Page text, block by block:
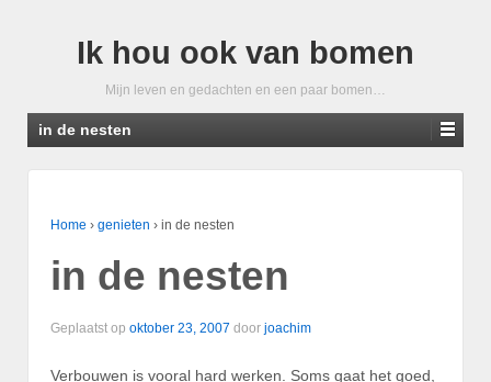
Ik hou ook van bomen
Mijn leven en gedachten en een paar bomen…
in de nesten
Home › genieten › in de nesten
in de nesten
Geplaatst op oktober 23, 2007 door joachim
Verbouwen is vooral hard werken. Soms gaat het goed,